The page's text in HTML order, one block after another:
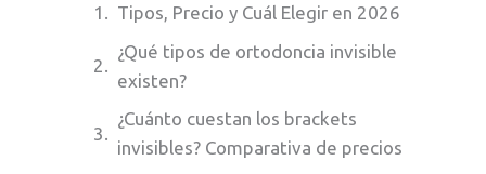
Tipos, Precio y Cuál Elegir en 2026
¿Qué tipos de ortodoncia invisible
existen?
¿Cuánto cuestan los brackets
invisibles? Comparativa de precios